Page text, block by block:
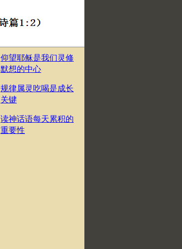
仰望耶稣是我们灵修
默想的中心
规律属灵吃喝是成长
关键
读神话语每天累积的
重要性